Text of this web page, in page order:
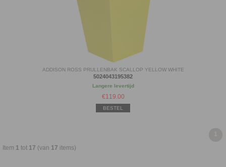
ADDISON ROSS PRULLENBAK SCALLOP YELLOW WHITE
5024043195382
Langere levertijd
€119.00
BESTEL
Item 1 tot 17 (van 17 items)